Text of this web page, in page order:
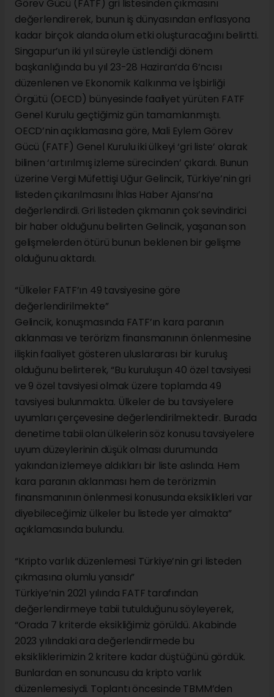
Görev Gücü (FATF) gri listesinden çıkmasını
değerlendirerek, bunun iş dünyasından enflasyona
kadar birçok alanda olum etki oluşturacağını belirtti.
Singapur’un iki yıl süreyle üstlendiği dönem
başkanlığında bu yıl 23-28 Haziran’da 6’ncısı
düzenlenen ve Ekonomik Kalkınma ve İşbirliği
Örgütü (OECD) bünyesinde faaliyet yürüten FATF
Genel Kurulu geçtiğimiz gün tamamlanmıştı.
OECD’nin açıklamasına göre, Mali Eylem Görev
Gücü (FATF) Genel Kurulu iki ülkeyi ‘gri liste’ olarak
bilinen ‘artırılmış izleme sürecinden’ çıkardı. Bunun
üzerine Vergi Müfettişi Uğur Gelincik, Türkiye’nin gri
listeden çıkarılmasını İhlas Haber Ajansı’na
değerlendirdi. Gri listeden çıkmanın çok sevindirici
bir haber olduğunu belirten Gelincik, yaşanan son
gelişmelerden ötürü bunun beklenen bir gelişme
olduğunu aktardı.
“Ülkeler FATF’ın 49 tavsiyesine göre
değerlendirilmekte”
Gelincik, konuşmasında FATF’ın kara paranın
aklanması ve terörizm finansmanının önlenmesine
ilişkin faaliyet gösteren uluslararası bir kuruluş
olduğunu belirterek, “Bu kuruluşun 40 özel tavsiyesi
ve 9 özel tavsiyesi olmak üzere toplamda 49
tavsiyesi bulunmakta. Ülkeler de bu tavsiyelere
uyumları çerçevesine değerlendirilmektedir. Burada
denetime tabii olan ülkelerin söz konusu tavsiyelere
uyum düzeylerinin düşük olması durumunda
yakından izlemeye aldıkları bir liste aslında. Hem
kara paranın aklanması hem de terörizmin
finansmanının önlenmesi konusunda eksiklikleri var
diyebileceğimiz ülkeler bu listede yer almakta”
açıklamasında bulundu.
“Kripto varlık düzenlemesi Türkiye’nin gri listeden
çıkmasına olumlu yansıdı”
Türkiye’nin 2021 yılında FATF tarafından
değerlendirmeye tabii tutulduğunu söyleyerek,
“Orada 7 kriterde eksikliğimiz görüldü. Akabinde
2023 yılındaki ara değerlendirmede bu
eksikliklerimizin 2 kritere kadar düştüğünü gördük.
Bunlardan en sonuncusu da kripto varlık
düzenlemesiydi. Toplantı öncesinde TBMM’den